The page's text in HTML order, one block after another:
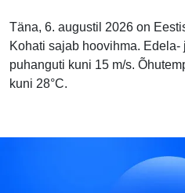
Täna, 6. augustil 2026 on
Kohati sajab hoovihma.
puhanguti kuni 15 m/s.
kuni 28°C.